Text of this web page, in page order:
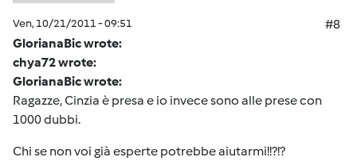
Ven, 10/21/2011 - 09:51
#8
GlorianaBic wrote:
chya72 wrote:
GlorianaBic wrote:
Ragazze, Cinzia è presa e io invece sono alle prese con
1000 dubbi.
Chi se non voi già esperte potrebbe aiutarmi!!?!?